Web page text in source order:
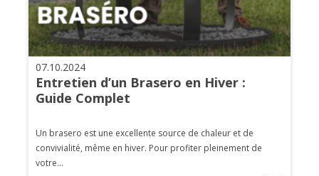
07.10.2024
Entretien d’un Brasero en Hiver :
Guide Complet
Un brasero est une excellente source de chaleur et de
convivialité, même en hiver. Pour profiter pleinement de
votre...